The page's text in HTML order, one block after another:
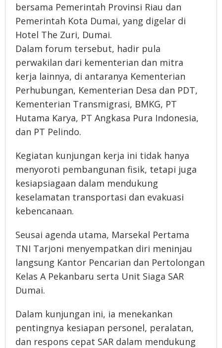
bersama Pemerintah Provinsi Riau dan
Pemerintah Kota Dumai, yang digelar di
Hotel The Zuri, Dumai.
Dalam forum tersebut, hadir pula
perwakilan dari kementerian dan mitra
kerja lainnya, di antaranya Kementerian
Perhubungan, Kementerian Desa dan PDT,
Kementerian Transmigrasi, BMKG, PT
Hutama Karya, PT Angkasa Pura Indonesia,
dan PT Pelindo.
Kegiatan kunjungan kerja ini tidak hanya
menyoroti pembangunan fisik, tetapi juga
kesiapsiagaan dalam mendukung
keselamatan transportasi dan evakuasi
kebencanaan.
Seusai agenda utama, Marsekal Pertama
TNI Tarjoni menyempatkan diri meninjau
langsung Kantor Pencarian dan Pertolongan
Kelas A Pekanbaru serta Unit Siaga SAR
Dumai.
Dalam kunjungan ini, ia menekankan
pentingnya kesiapan personel, peralatan,
dan respons cepat SAR dalam mendukung